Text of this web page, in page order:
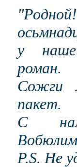
у
роман.
Сожги
пакет.
С
P.S. Не